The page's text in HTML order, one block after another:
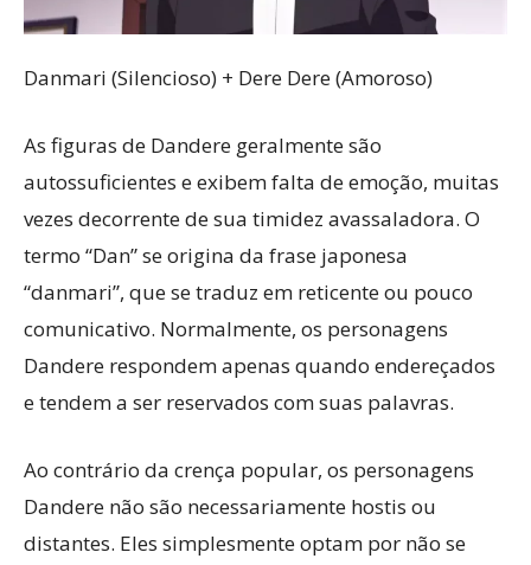
Danmari (Silencioso) + Dere Dere (Amoroso)
As figuras de Dandere geralmente são
autossuficientes e exibem falta de emoção, muitas
vezes decorrente de sua timidez avassaladora. O
termo “Dan” se origina da frase japonesa
“danmari”, que se traduz em reticente ou pouco
comunicativo. Normalmente, os personagens
Dandere respondem apenas quando endereçados
e tendem a ser reservados com suas palavras.
Ao contrário da crença popular, os personagens
Dandere não são necessariamente hostis ou
distantes. Eles simplesmente optam por não se